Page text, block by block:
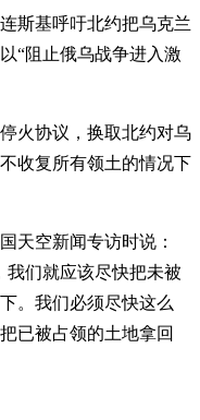
斯基呼吁北约把乌克兰
“阻止俄乌战争进入激
火协议，换取北约对乌
收复所有领土的情况下
天空新闻专访时说：
我们就应该尽快把未被
。我们必须尽快这么
已被占领的土地拿回